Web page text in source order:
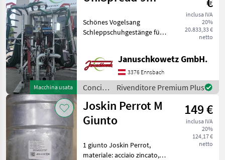
Möscha
Macchina usata
inclusa IVA
20%
20.833,33 €
netto
Schönes Vogelsang
Schleppschuhgestänge für
Breite 9m - Baujahr 2021 -
Gewicht ca 1000kg -
Durchflussmengen
Januschkowetz GmbH.
3376 Ennsbach
Concimazione
e
irrigazione
/
Vogelsang
Rivenditore Premium Plus
Joskin Perrot M
Giunto
149 €
inclusa IVA
20%
124,17 €
netto
1 giunto Joskin Perrot,
materiale: acciaio zincato,